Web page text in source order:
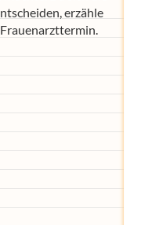
erzähle